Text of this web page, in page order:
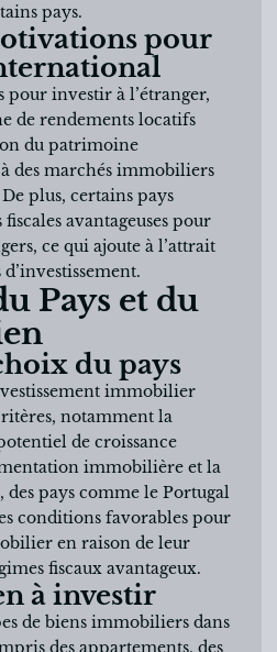
pays.
pour
investir à l’étranger,
de rendements locatifs
du patrimoine
des marchés immobiliers
plus, certains pays
avantageuses pour
ce qui ajoute à l’attrait
Pays et du
du pays
immobilier
notamment la
de croissance
immobilière et la
des pays comme le Portugal
conditions favorables pour
en raison de leur
fiscaux avantageux.
à investir
de biens immobiliers dans
des appartements, des